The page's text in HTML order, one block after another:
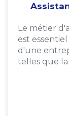
Le métier
est
d'une
telles que la